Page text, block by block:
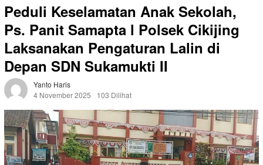
Peduli Keselamatan Anak Sekolah,
Ps. Panit Samapta l Polsek Cikijing
Laksanakan Pengaturan Lalin di
Depan SDN Sukamukti II
Yanto Haris
4 November 2025
103 Dilihat